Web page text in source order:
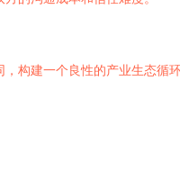
构建一个良性的产业生态循环